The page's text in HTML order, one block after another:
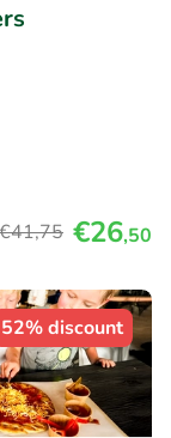
€41,75 €26,50
52% discount